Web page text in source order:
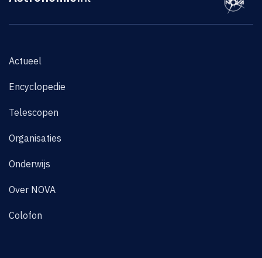
Actueel
Encyclopedie
Telescopen
Organisaties
Onderwijs
Over NOVA
Colofon